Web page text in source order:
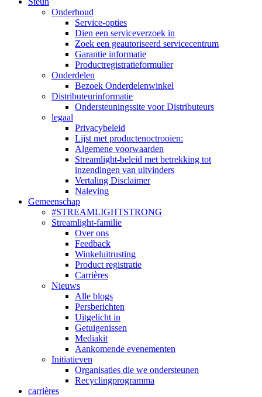
Onderhoud
Service-opties
Dien een serviceverzoek in
Zoek een geautoriseerd servicecentrum
Garantie informatie
Productregistratieformulier
Onderdelen
Bezoek Onderdelenwinkel
Distributeurinformatie
Ondersteuningssite voor Distributeurs
legaal
Privacybeleid
Lijst met productenoctrooien:
Algemene voorwaarden
Streamlight-beleid met betrekking tot
inzendingen van uitvinders
Vertaling Disclaimer
Naleving
Gemeenschap
#STREAMLIGHTSTRONG
Streamlight-familie
Over ons
Feedback
Winkeluitrusting
Product registratie
Carrières
Nieuws
Alle blogs
Persberichten
Uitgelicht in
Getuigenissen
Mediakit
Aankomende evenementen
Initiatieven
Organisaties die we ondersteunen
Recyclingprogramma
carrières